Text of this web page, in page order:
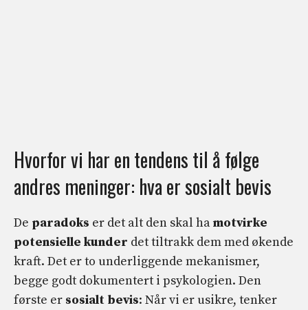
Hvorfor vi har en tendens til å følge
andres meninger: hva er sosialt bevis
De paradoks er det alt den skal hamotvirke
potensielle kunder det tiltrakk dem med økende
kraft. Det er to underliggende mekanismer,
begge godt dokumentert i psykologien. Den
første er sosialt bevis: Når vi er usikre, tenker